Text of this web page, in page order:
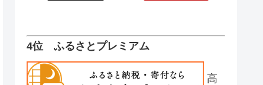
4位 ふるさとプレミアム
高